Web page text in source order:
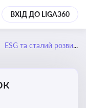
ВХІД ДО LIGA360
ESG та сталий розвиток